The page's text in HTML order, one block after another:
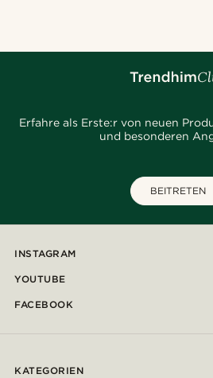
Erfahre als Erste:r von neuen
und besonderen
BEITRETEN
INSTAGRAM
YOUTUBE
FACEBOOK
KATEGORIEN